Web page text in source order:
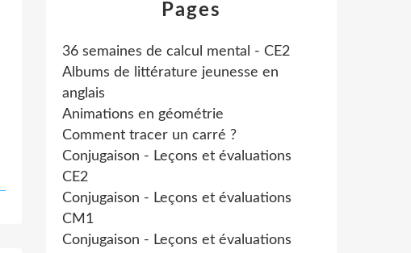
Pages
36 semaines de calcul mental - CE2
Albums de littérature jeunesse en
anglais
Animations en géométrie
Comment tracer un carré ?
Conjugaison - Leçons et évaluations
CE2
Conjugaison - Leçons et évaluations
CM1
Conjugaison - Leçons et évaluations